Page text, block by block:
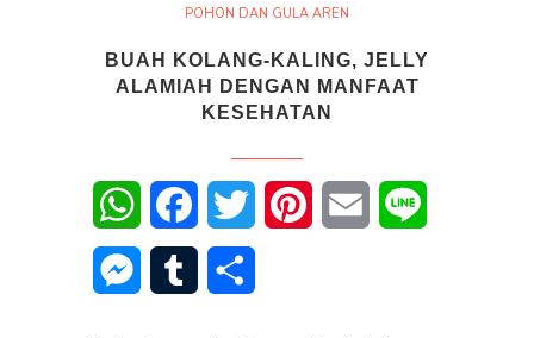
POHON DAN GULA AREN
BUAH KOLANG-KALING, JELLY
ALAMIAH DENGAN MANFAAT
KESEHATAN
WhatsAppFacebookTwitter PinterestEmail
Messenger
Tumblr